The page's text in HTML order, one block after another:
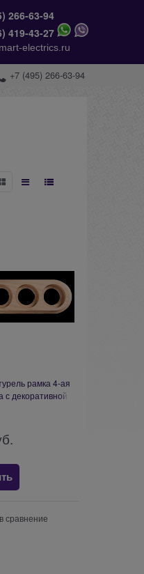
266-63-94
419-43-27
electrics.ru
+7 (495) 266-63-94
рамка 4-ая
с декоративной
сравнение